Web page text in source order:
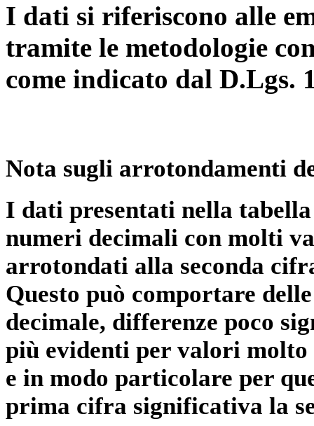
I dati si riferiscono alle
tramite le metodologie
come indicato dal D.Lgs.
Nota sugli arrotondamenti
I dati presentati nella
numeri decimali con molti
arrotondati alla seconda
Questo può comportare
decimale, differenze poco
più evidenti per valori
e in modo particolare per
prima cifra significativa la